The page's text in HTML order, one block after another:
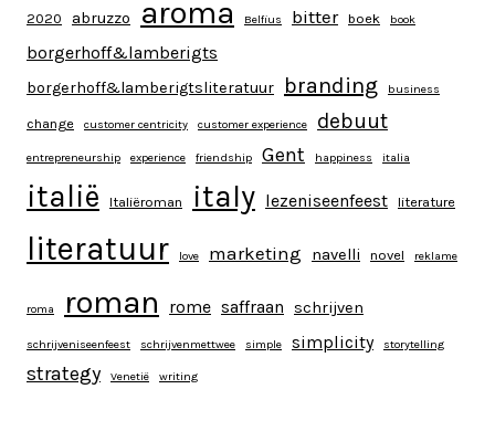
2020 abruzzo aroma Belfius bitter boek book
borgerhoff&lamberigts
borgerhoff&lamberigtsliteratuur branding business
change customer centricity customer experience debuut
entrepreneurship experience friendship Gent happiness italia
italië Italiëroman italy lezeniseenfeest literature
literatuur love marketing navelli novel reklame
roma roman rome saffraan schrijven
schrijveniseenfeest schrijvenmettwee simple simplicity storytelling
strategy Venetië writing